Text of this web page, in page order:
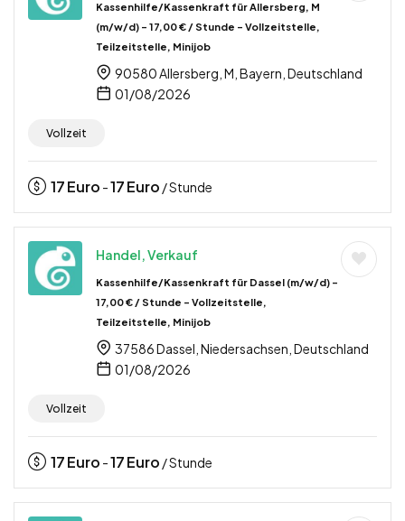
Kassenhilfe/Kassenkraft für Allersberg, M
(m/w/d) – 17,00 € / Stunde – Vollzeitstelle,
Teilzeitstelle, Minijob
90580 Allersberg, M, Bayern, Deutschland
01/08/2026
Vollzeit
17Euro -17Euro / Stunde
Handel, Verkauf
Kassenhilfe/Kassenkraft für Dassel (m/w/d) –
17,00 € / Stunde – Vollzeitstelle,
Teilzeitstelle, Minijob
37586 Dassel, Niedersachsen, Deutschland
01/08/2026
Vollzeit
17Euro -17Euro / Stunde